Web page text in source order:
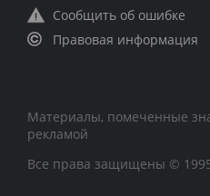
Сообщить об ошибке
Правовая информация
Материалы, помеченные
рекламой
Все права защищены ©